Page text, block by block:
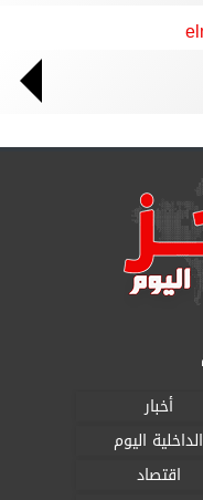
أخبار
الداخلية اليوم
اقتصاد